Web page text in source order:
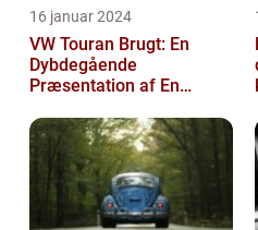
16 januar 2024
VW Touran Brugt: En
Dybdegående
Præsentation af En